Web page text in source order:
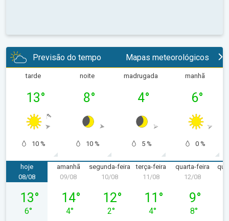
Previsão do tempo Mapas meteorológicos
tarde
13°
10 %
noite
8°
10 %
madrugada
4°
5 %
manhã
6°
0 %
hoje
sábado, 08/08
08/08
13°
6°
amanhã
domingo, 09/08
09/08
14°
4°
segunda-feira
segunda-feira, 10/08
10/08
12°
2°
terça-feira
terça-feira, 11/08
11/08
11 °
4°
quarta-feira
12/08
9°
8°